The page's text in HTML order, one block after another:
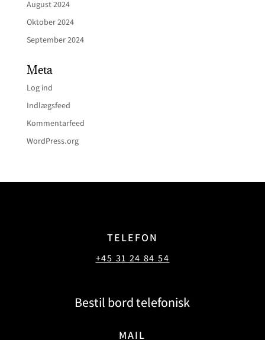
August 2024
Oktober 2024
September 2024
Meta
Log ind
Indlægsfeed
Kommentarfeed
WordPress.org
TELEFON
+45 31 24 84 54
Bestil bord telefonisk
MAIL